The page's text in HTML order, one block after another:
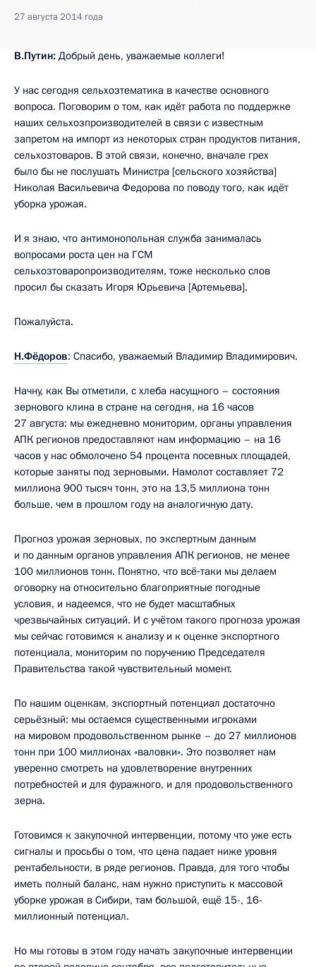
27 августа 2014 года
В.Путин: Добрый день, уважаемые коллеги!
У нас сегодня сельхозтематика в качестве основного
вопроса. Поговорим о том, как идёт работа по поддержке
наших сельхозпроизводителей в связи с известным
запретом на импорт из некоторых стран продуктов питания,
сельхозтоваров. В этой связи, конечно, вначале грех
было бы не послушать Министра [сельского хозяйства]
Николая Васильевича Федорова по поводу того, как идёт
уборка урожая.
И я знаю, что антимонопольная служба занималась
вопросами роста цен на ГСМ
сельхозтоваропроизводителям, тоже несколько слов
просил бы сказать Игоря Юрьевича [Артемьева].
Пожалуйста.
Н.Фёдоров: Спасибо, уважаемый Владимир Владимирович.
Начну, как Вы отметили, с хлеба насущного – состояния
зернового клина в стране на сегодня, на 16 часов
27 августа: мы ежедневно мониторим, органы управления
АПК регионов предоставляют нам информацию – на 16
часов у нас обмолочено 54 процента посевных площадей,
которые заняты под зерновыми. Намолот составляет 72
миллиона 900 тысяч тонн, это на 13,5 миллиона тонн
больше, чем в прошлом году на аналогичную дату.
Прогноз урожая зерновых, по экспертным данным
и по данным органов управления АПК регионов, не менее
100 миллионов тонн. Понятно, что всё‑таки мы делаем
оговорку на относительно благоприятные погодные
условия, и надеемся, что не будет масштабных
чрезвычайных ситуаций. И с учётом такого прогноза урожая
мы сейчас готовимся к анализу и к оценке экспортного
потенциала, мониторим по поручению Председателя
Правительства такой чувствительный момент.
По нашим оценкам, экспортный потенциал достаточно
серьёзный: мы остаемся существенными игроками
на мировом продовольственном рынке – до 27 миллионов
тонн при 100 миллионах «валовки». Это позволяет нам
уверенно смотреть на удовлетворение внутренних
потребностей и для фуражного, и для продовольственного
зерна.
Готовимся к закупочной интервенции, потому что уже есть
сигналы и просьбы о том, что цена падает ниже уровня
рентабельности, в ряде регионов. Правда, для того чтобы
иметь полный баланс, нам нужно приступить к массовой
уборке урожая в Сибири, там большой, ещё 15-, 16-
миллионный потенциал.
Но мы готовы в этом году начать закупочные интервенции